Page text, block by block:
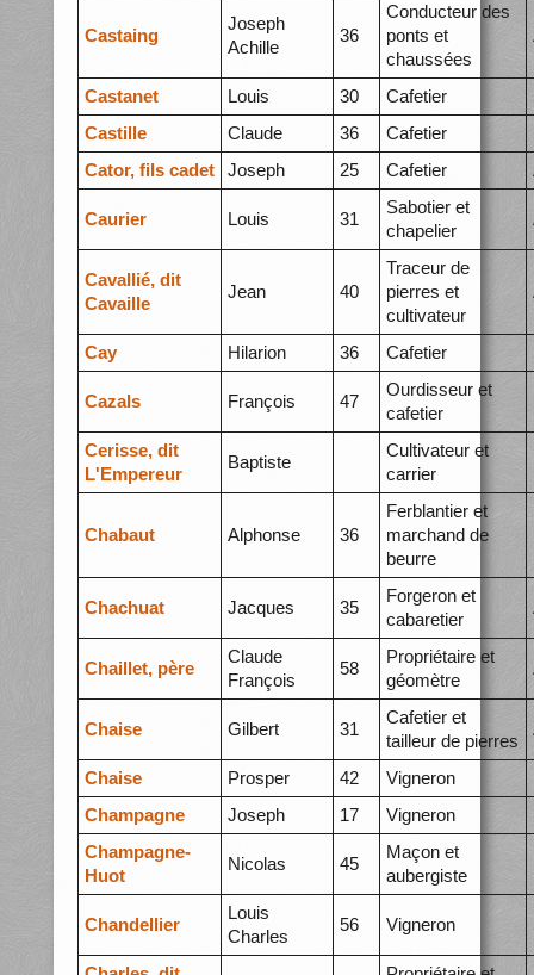
Castaing
Joseph
Achille
36
Conducteur des
ponts et
chaussées
Castanet Louis 30 Cafetier
Castille
Claude 36 Cafetier
Cator, fils cadet
Joseph 25 Cafetier
Caurier Louis 31
Sabotier et
chapelier
Cavallié, dit
Cavaille
Jean 40
Traceur de
pierres et
cultivateur
Cay Hilarion 36 Cafetier
Cazals François 47
Ourdisseur et
cafetier
Cerisse, dit
L'Empereur
Baptiste
Cultivateur et
carrier
Chabaut Alphonse 36
Ferblantier et
marchand de
beurre
Chachuat Jacques 35
Forgeron et
cabaretier
Chaillet, père
Claude
François
58
Propriétaire et
géomètre
Chaise Gilbert 31
Cafetier et
tailleur de pierres
Chaise Prosper 42 Vigneron
Champagne
Joseph 17 Vigneron
Champagne-
Huot
Nicolas 45
Maçon et
aubergiste
Chandellier
Louis
Charles
56 Vigneron